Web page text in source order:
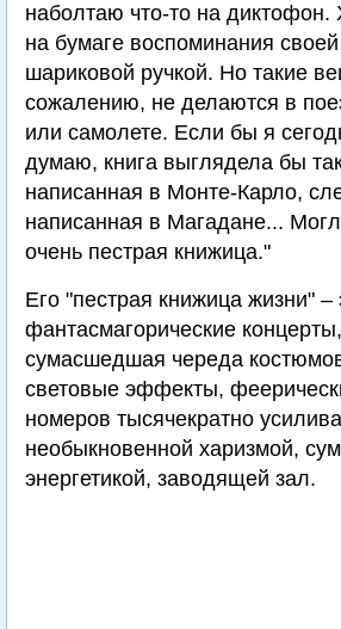
наболтаю что-то на диктофон.
на бумаге воспоминания
шариковой ручкой. Но такие
сожалению, не делаются в
или самолете. Если бы я
думаю, книга выглядела бы
написанная в Монте-Карло,
написанная в Магадане...
очень пестрая книжица."
Его "пестрая книжица жизни" –
фантасмагорические
сумасшедшая череда
световые эффекты,
номеров тысячекратно
необыкновенной харизмой,
энергетикой, заводящей зал.